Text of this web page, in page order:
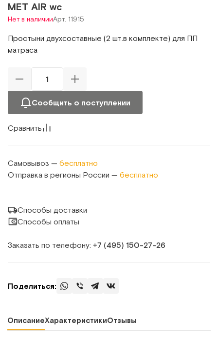
MET AIR wc
Нет в наличииАрт. 11915
Простыни двухсоставные (2 шт.в комплекте) для ПП
матраса
Сообщить о поступлении
Сравнить
Самовывоз — бесплатно
Отправка в регионы России — бесплатно
Способы доставки
Способы оплаты
Заказать по телефону: +7 (495) 150‑27‑26
Поделиться:
ОписаниеХарактеристикиОтзывы